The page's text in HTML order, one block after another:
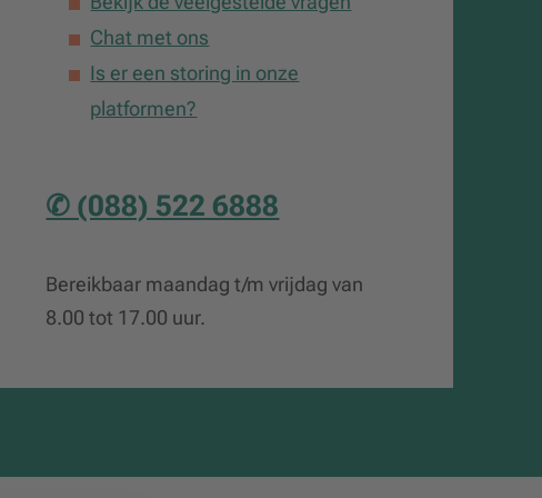
Chat met ons
Is er een storing in onze
platformen?
✆ (088) 522 6888
Bereikbaar maandag t/m vrijdag van
8.00 tot 17.00 uur.